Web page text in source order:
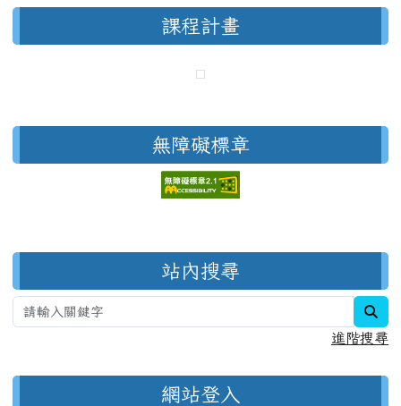
課程計畫
無障礙標章
站內搜尋
進階搜尋
網站登入